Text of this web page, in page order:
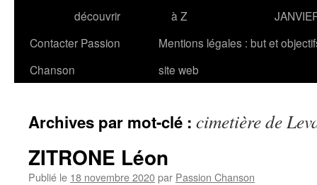
découvrir
à Z
Contacter Passion
Chanson
Mentions légales : but et
site web
Archives par mot-clé : cimetière de
ZITRONE Léon
Publié le 18 novembre 2020par Passion Chanson